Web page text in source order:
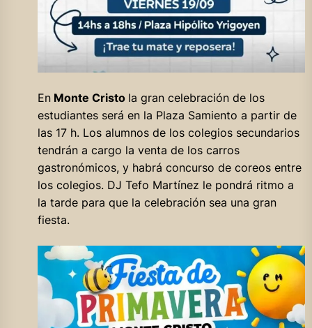
EnMonte Cristo la gran celebración de los
estudiantes será en la Plaza Samiento a partir de
las 17 h. Los alumnos de los colegios secundarios
tendrán a cargo la venta de los carros
gastronómicos, y habrá concurso de coreos entre
los colegios. DJ Tefo Martínez le pondrá ritmo a
la tarde para que la celebración sea una gran
fiesta.